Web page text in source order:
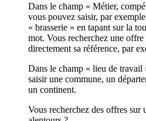
Dans le champ « Métier,
vous pouvez saisir, par
« brasserie » en tapant sur la
mot. Vous recherchez une offre
directement sa référence, par
Dans le champ « lieu de
saisir une commune, un
un continent.
Vous recherchez des offres sur